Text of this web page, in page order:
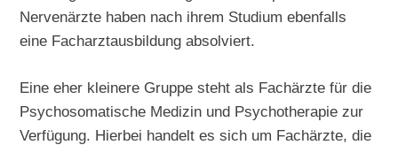
Nervenärzte haben nach ihrem Studium ebenfalls
eine Facharztausbildung absolviert.
Eine eher kleinere Gruppe steht als Fachärzte für die
Psychosomatische Medizin und Psychotherapie zur
Verfügung. Hierbei handelt es sich um Fachärzte, die